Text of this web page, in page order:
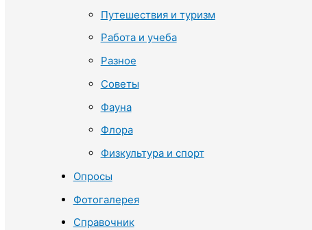
Путешествия и туризм
Работа и учеба
Разное
Советы
Фауна
Флора
Физкультура и спорт
Опросы
Фотогалерея
Справочник